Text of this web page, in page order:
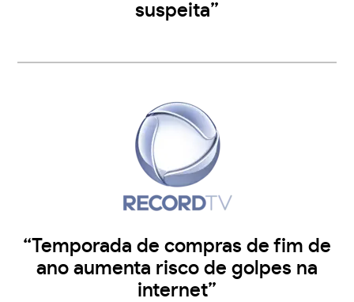
suspeita”
“Temporada de compras de fim de
ano aumenta risco de golpes na
internet”